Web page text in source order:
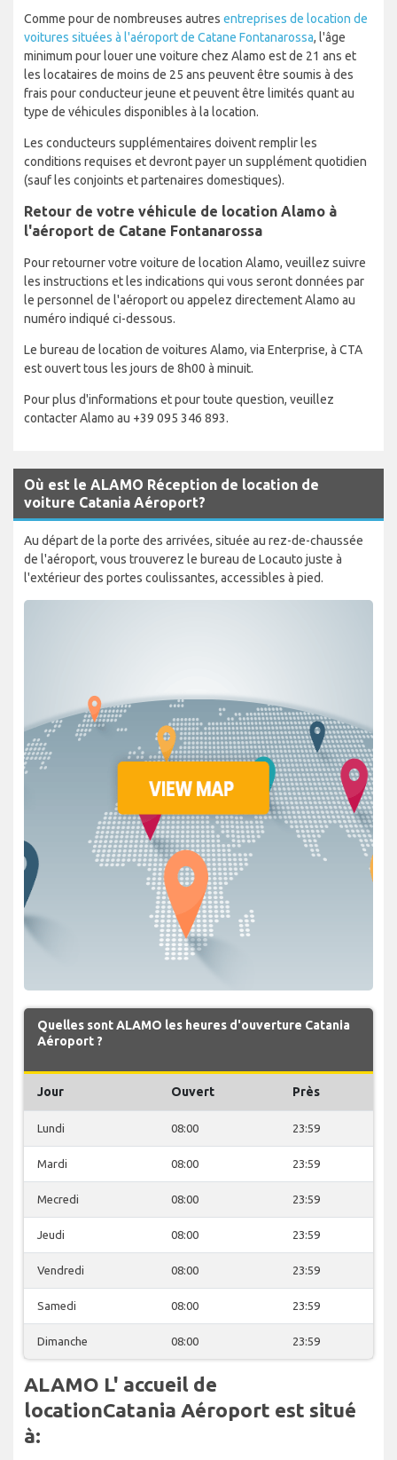
Comme pour de nombreuses autres entreprises de location de
voitures situées à l'aéroport de Catane Fontanarossa, l'âge
minimum pour louer une voiture chez Alamo est de 21 ans et
les locataires de moins de 25 ans peuvent être soumis à des
frais pour conducteur jeune et peuvent être limités quant au
type de véhicules disponibles à la location.
Les conducteurs supplémentaires doivent remplir les
conditions requises et devront payer un supplément quotidien
(sauf les conjoints et partenaires domestiques).
Retour de votre véhicule de location Alamo à
l'aéroport de Catane Fontanarossa
Pour retourner votre voiture de location Alamo, veuillez suivre
les instructions et les indications qui vous seront données par
le personnel de l'aéroport ou appelez directement Alamo au
numéro indiqué ci-dessous.
Le bureau de location de voitures Alamo, via Enterprise, à CTA
est ouvert tous les jours de 8h00 à minuit.
Pour plus d'informations et pour toute question, veuillez
contacter Alamo au +39 095 346 893.
Où est le ALAMO Réception de location de
voiture Catania Aéroport?
Au départ de la porte des arrivées, située au rez-de-chaussée
de l'aéroport, vous trouverez le bureau de Locauto juste à
l'extérieur des portes coulissantes, accessibles à pied.
Quelles sont ALAMO les heures d'ouverture Catania
Aéroport ?
Jour Ouvert Près
Lundi 08:00 23:59
Mardi 08:00 23:59
Mecredi 08:00 23:59
Jeudi 08:00 23:59
Vendredi 08:00 23:59
Samedi 08:00 23:59
Dimanche 08:00 23:59
ALAMO L' accueil de
locationCatania Aéroport est situé
à: